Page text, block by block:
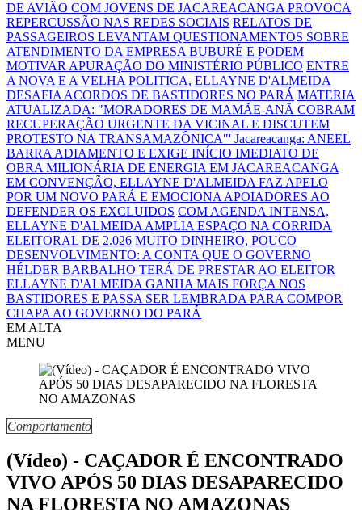
DE AVIÃO COM JOVENS DE JACAREACANGA PROVOCA
REPERCUSSÃO NAS REDES SOCIAIS RELATOS DE
PASSAGEIROS LEVANTAM QUESTIONAMENTOS SOBRE
ATENDIMENTO DA EMPRESA BUBURÉ E PODEM
MOTIVAR APURAÇÃO DO MINISTÉRIO PÚBLICO ENTRE
A NOVA E A VELHA POLITICA, ELLAYNE D'ALMEIDA
DESAFIA ACORDOS DE BASTIDORES NO PARÁ MATERIA
ATUALIZADA: "MORADORES DE MAMÃE-ANÃ COBRAM
RECUPERAÇÃO URGENTE DA VICINAL E DISCUTEM
PROTESTO NA TRANSAMAZÔNICA"' Jacareacanga: ANEEL
BARRA ADIAMENTO E EXIGE INÍCIO IMEDIATO DE
OBRA MILIONÁRIA DE ENERGIA EM JACAREACANGA
EM CONVENÇÃO, ELLAYNE D'ALMEIDA FAZ APELO
POR UM NOVO PARÁ E EMOCIONA APOIADORES AO
DEFENDER OS EXCLUIDOS COM AGENDA INTENSA,
ELLAYNE D'ALMEIDA AMPLIA ESPAÇO NA CORRIDA
ELEITORAL DE 2.026 MUITO DINHEIRO, POUCO
DESENVOLVIMENTO: A CONTA QUE O GOVERNO
HÉLDER BARBALHO TERÁ DE PRESTAR AO ELEITOR
ELLAYNE D'ALMEIDA GANHA MAIS FORÇA NOS
BASTIDORES E PASSA SER LEMBRADA PARA COMPOR
CHAPA AO GOVERNO DO PARÁ
EM ALTA
MENU
Comportamento
(Vídeo) - CAÇADOR É ENCONTRADO
VIVO APÓS 50 DIAS DESAPARECIDO
NA FLORESTA NO AMAZONAS